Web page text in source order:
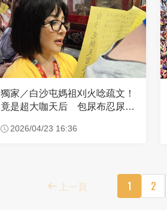
獨家／白沙屯媽祖刈火唸疏文！
竟是超大咖天后 包尿布忍尿5
2026/04/23 16:36
上一頁 1 2